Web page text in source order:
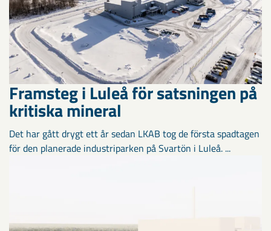
Framsteg i Luleå för satsningen på
kritiska mineral
Det har gått drygt ett år sedan LKAB tog de första spadtagen
för den planerade industriparken på Svartön i Luleå. ...